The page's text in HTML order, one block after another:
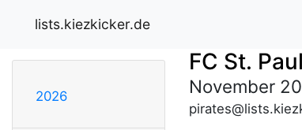
lists.kiezkicker.de
2026
FC St.
November